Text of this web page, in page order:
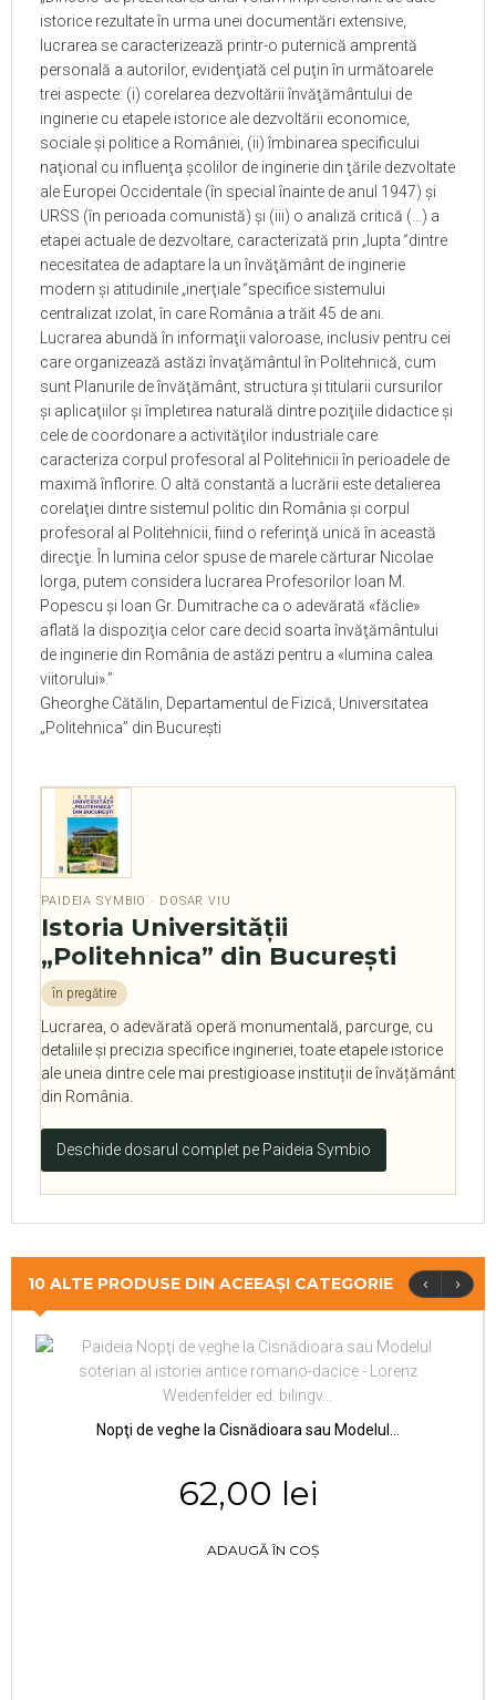
istorice rezultate în urma unei documentări extensive,
lucrarea se caracterizează printr-o puternică amprentă
personală a autorilor, evidenţiată cel puţin în următoarele
trei aspecte: (i) corelarea dezvoltării învăţământului de
inginerie cu etapele istorice ale dezvoltării economice,
sociale şi politice a României, (ii) îmbinarea specificului
naţional cu influenţa şcolilor de inginerie din ţările dezvoltate
ale Europei Occidentale (în special înainte de anul 1947) şi
URSS (în perioada comunistă) şi (iii) o analiză critică (…) a
etapei actuale de dezvoltare, caracterizată prin „ lupta”dintre
necesitatea de adaptare la un învăţământ de inginerie
modern şi atitudinile „inerţiale”specifice sistemului
centralizat izolat, în care România a trăit 45 de ani.
Lucrarea abundă în informaţii valoroase, inclusiv pentru cei
care organizează astăzi învaţământul în Politehnică, cum
sunt Planurile de învăţământ, structura şi titularii cursurilor
şi aplicaţiilor şi împletirea naturală dintre poziţiile didactice şi
cele de coordonare a activităţilor industriale care
caracteriza corpul profesoral al Politehnicii în perioadele de
maximă înflorire. O altă constantă a lucrării este detalierea
corelaţiei dintre sistemul politic din România şi corpul
profesoral al Politehnicii, fiind o referinţă unică în această
direcţie. În lumina celor spuse de marele cărturar Nicolae
Iorga, putem considera lucrarea Profesorilor Ioan M.
Popescu şi Ioan Gr. Dumitrache ca o adevărată «făclie»
aflată la dispoziţia celor care decid soarta învăţământului
de inginerie din România de astăzi pentru a «lumina calea
viitorului».”
Gheorghe Cătălin, Departamentul de Fizică, Universitatea
„Politehnica” din Bucureşti
PAIDEIA SYMBIO · DOSAR VIU
Istoria Universităţii
„Politehnica” din Bucureşti
în pregătire
Lucrarea, o adevărată operă monumentală, parcurge, cu
detaliile şi precizia specifice ingineriei, toate etapele istorice
ale uneia dintre cele mai prestigioase instituții de învățământ
din România.
Deschide dosarul complet pe Paideia Symbio
10 ALTE PRODUSE DIN ACEEAȘI CATEGORIE ‹ ›
Nopţi de veghe la Cisnădioara sau Modelul...
62,00 lei
ADAUGĂ ÎN COȘ